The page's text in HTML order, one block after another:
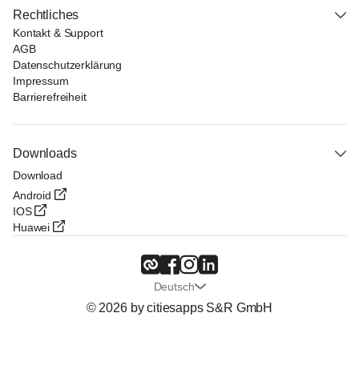
Rechtliches
Kontakt & Support
AGB
Datenschutzerklärung
Impressum
Barrierefreiheit
Downloads
Download
Android
IOS
Huawei
Deutsch
© 2026 by citiesapps S&R GmbH